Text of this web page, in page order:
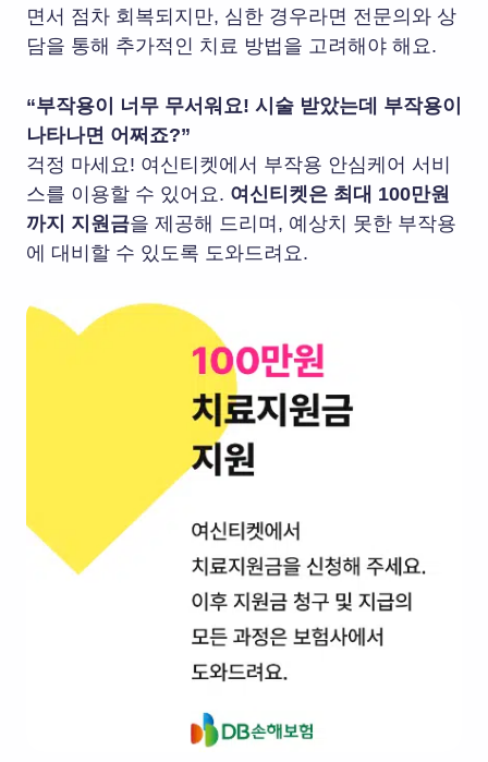
면서 점차 회복되지만, 심한 경우라면 전문의와 상
담을 통해 추가적인 치료 방법을 고려해야 해요.
“부작용이 너무 무서워요! 시술 받았는데 부작용이
나타나면 어쩌죠?”
걱정 마세요! 여신티켓에서 부작용 안심케어 서비
스를 이용할 수 있어요. 여신티켓은 최대 100만원
까지 지원금을 제공해 드리며, 예상치 못한 부작용
에 대비할 수 있도록 도와드려요.